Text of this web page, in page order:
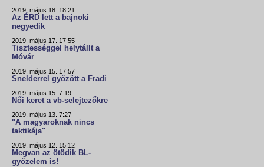
2019. május 18. 18:21
Az ÉRD lett a bajnoki
negyedik
2019. május 17. 17:55
Tisztességgel helytállt a
Móvár
2019. május 15. 17:57
Snelderrel győzött a Fradi
2019. május 15. 7:19
Női keret a vb-selejtezőkre
2019. május 13. 7:27
"A magyaroknak nincs
taktikája"
2019. május 12. 15:12
Megvan az ötödik BL-
győzelem is!